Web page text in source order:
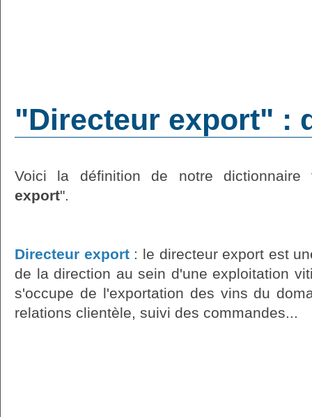
"Directeur export" :
Voici la définition de notre dictionnaire
export".
Directeur export: le directeur export est
de la direction au sein d'une exploitation
s'occupe de l'exportation des vins du
relations clientèle, suivi des commandes...